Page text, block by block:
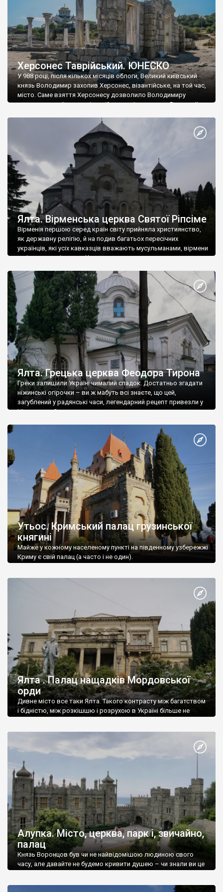
Херсонес Таврійський. ЮНЕСКО
У 988 році, після кількох місяців облоги, Великий київський
князь Володимир захопив Херсонес, візантійське, на той час,
місто. Саме взяття Херсонесу дозволило Володимиру
диктувати свої умови візантійському імператору Василю ІІ, та
Херсонесі Володимир-язичник, став Василем-християнином.
А потім було Хрещення Русі. На честь Херсонесу Таврійського
Ялта. Вірменська церква Святої Ріпсіме
Вірменія першою серед країн світу прийняла християнство,
як державну релігію, й на подив багатьох пересічних
українців, які усіх кавказців вважають мусульманами, вірмени
є відданими вірянами Христа
Ялта. Грецька церква Феодора Тирона
Греки залишили Україні чималий спадок. Достатньо згадати
ніжинські огірочки – ви ж мабуть всі знаєте, що цей,
загублений у радянські часи, легендарний рецепт привезли у
Ніжин греки?
Утьос. Кримський палац грузинської
княгині
Майже у кожному населеному пункті на південному узбережжі
Криму є свій палац (а часто і не один).
Ялта . Палац нащадків Мордовської
орди
Дивне місто все таки Ялта. Такого контрасту між багатством
і бідністю, між розкішшю і розрухою в Україні більше не
Алупка. Місто, церква, парк і, звичайно,
палац
Князь Воронцов був чи не найвідомішою людиною свого
часу, але давайте не будемо кривити душею – чи знали ви це